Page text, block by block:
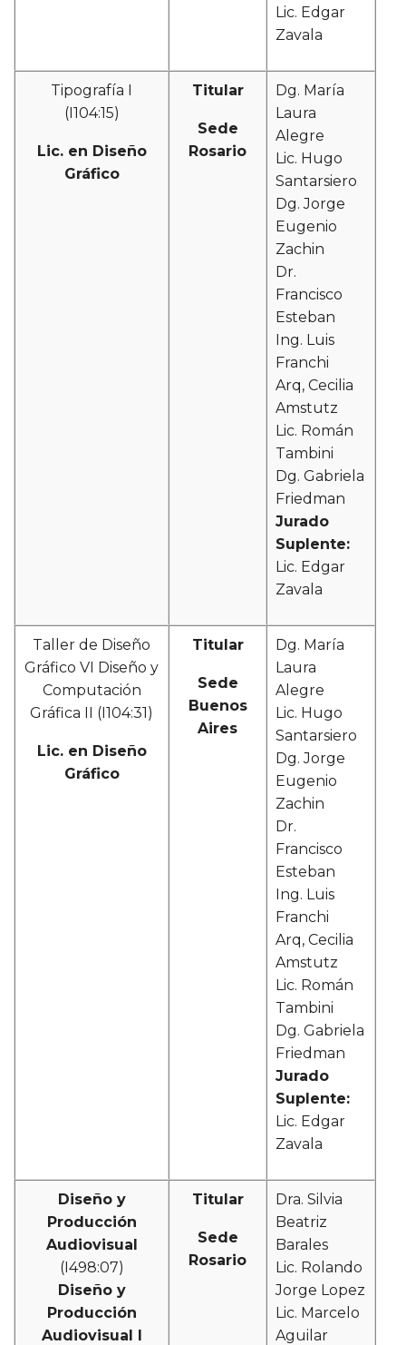
Lic. Edgar
Zavala
Tipografía I
(I104:15)
Lic. en Diseño
Gráfico
Titular
Sede
Rosario
Dg. María
Laura
Alegre
Lic. Hugo
Santarsiero
Dg. Jorge
Eugenio
Zachin
Dr.
Francisco
Esteban
Ing. Luis
Franchi
Arq, Cecilia
Amstutz
Lic. Román
Tambini
Dg. Gabriela
Friedman
Jurado
Suplente:
Lic. Edgar
Zavala
Taller de Diseño
Gráfico VI Diseño y
Computación
Gráfica II (I104:31)
Lic. en Diseño
Gráfico
Titular
Sede
Buenos
Aires
Dg. María
Laura
Alegre
Lic. Hugo
Santarsiero
Dg. Jorge
Eugenio
Zachin
Dr.
Francisco
Esteban
Ing. Luis
Franchi
Arq, Cecilia
Amstutz
Lic. Román
Tambini
Dg. Gabriela
Friedman
Jurado
Suplente:
Lic. Edgar
Zavala
Diseño y
Producción
Audiovisual
(I498:07)
Diseño y
Producción
Audiovisual I
Titular
Sede
Rosario
Dra. Silvia
Beatriz
Barales
Lic. Rolando
Jorge Lopez
Lic. Marcelo
Aguilar